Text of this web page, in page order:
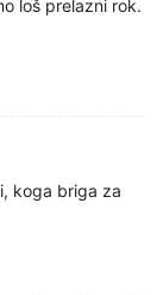
loš prelazni rok.
koga briga za